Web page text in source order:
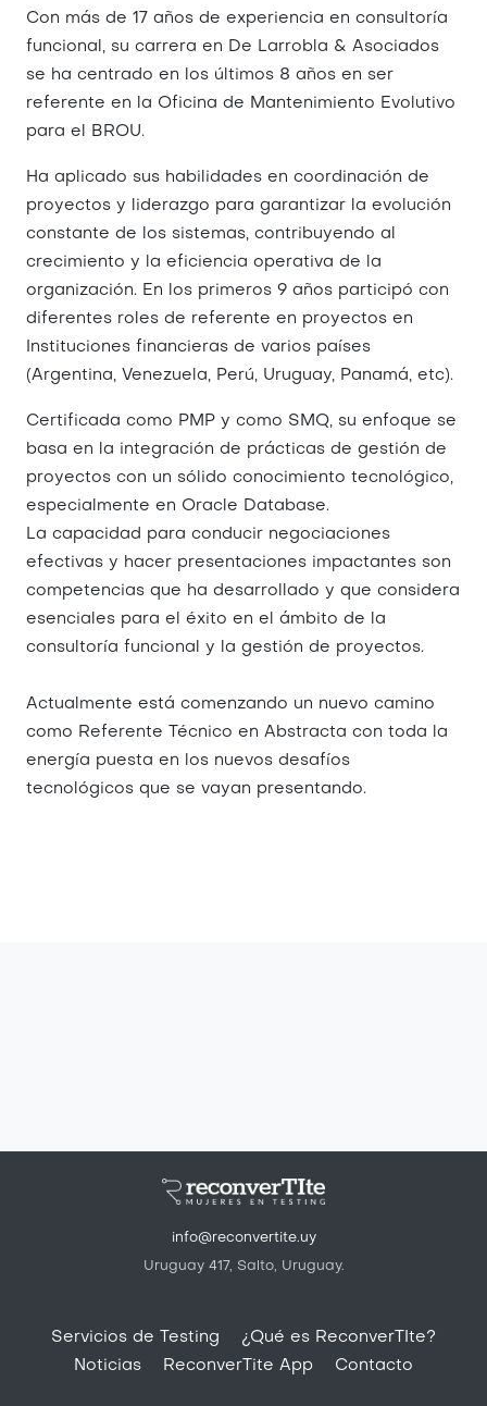
Con más de 17 años de experiencia en consultoría
funcional, su carrera en De Larrobla & Asociados
se ha centrado en los últimos 8 años en ser
referente en la Oficina de Mantenimiento Evolutivo
para el BROU.
Ha aplicado sus habilidades en coordinación de
proyectos y liderazgo para garantizar la evolución
constante de los sistemas, contribuyendo al
crecimiento y la eficiencia operativa de la
organización. En los primeros 9 años participó con
diferentes roles de referente en proyectos en
Instituciones financieras de varios países
(Argentina, Venezuela, Perú, Uruguay, Panamá, etc).
Certificada como PMP y como SMQ, su enfoque se
basa en la integración de prácticas de gestión de
proyectos con un sólido conocimiento tecnológico,
especialmente en Oracle Database.
La capacidad para conducir negociaciones
efectivas y hacer presentaciones impactantes son
competencias que ha desarrollado y que considera
esenciales para el éxito en el ámbito de la
consultoría funcional y la gestión de proyectos.
Actualmente está comenzando un nuevo camino
como Referente Técnico en Abstracta con toda la
energía puesta en los nuevos desafíos
tecnológicos que se vayan presentando.
info@reconvertite.uy
Uruguay 417, Salto, Uruguay.
Pie de página
Servicios de Testing
¿Qué es ReconverTIte?
Noticias
ReconverTite App Contacto